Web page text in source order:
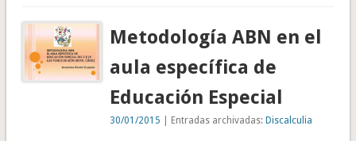
Metodología ABN en el
aula específica de
Educación Especial
30/01/2015 | Entradas archivadas:Discalculia